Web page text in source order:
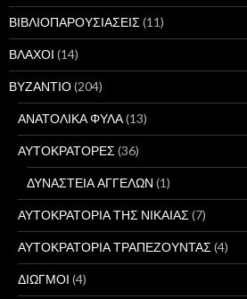
ΒΙΒΛΙΟΠΑΡΟΥΣΙΑΣΕΙΣ (11)
ΒΛΑΧΟΙ (14)
ΒΥΖΑΝΤΙΟ(204)
ΑΝΑΤΟΛΙΚΑ ΦΥΛΑ(13)
ΑΥΤΟΚΡΑΤΟΡΕΣ (36)
ΔΥΝΑΣΤΕΙΑ ΑΓΓΕΛΩΝ (1)
ΑΥΤΟΚΡΑΤΟΡΙΑ ΤΗΣ ΝΙΚΑΙΑΣ (7)
ΑΥΤΟΚΡΑΤΟΡΙΑ ΤΡΑΠΕΖΟΥΝΤΑΣ (4)
ΔΙΩΓΜΟΙ (4)